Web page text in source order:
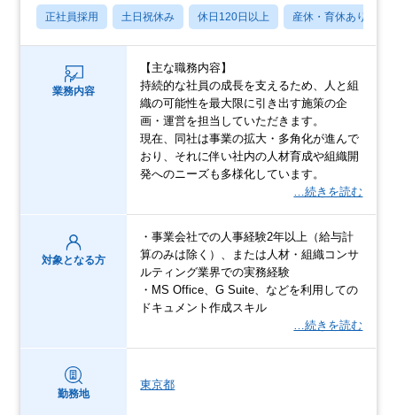
正社員採用 土日祝休み 休日120日以上 産休・育休あり
業務内容
【主な職務内容】
持続的な社員の成長を支えるため、人と組
織の可能性を最大限に引き出す施策の企
画・運営を担当していただきます。
現在、同社は事業の拡大・多角化が進んで
おり、それに伴い社内の人材育成や組織開
発へのニーズも多様化しています。
…続きを読む
対象となる方
・事業会社での人事経験2年以上（給与計
算のみは除く）、または人材・組織コンサ
ルティング業界での実務経験
・MS Office、G Suite、などを利用しての
ドキュメント作成スキル
…続きを読む
勤務地
東京都